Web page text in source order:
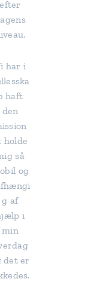
efter
har i
haft
den
holde
så
og
g af
i
min
det er